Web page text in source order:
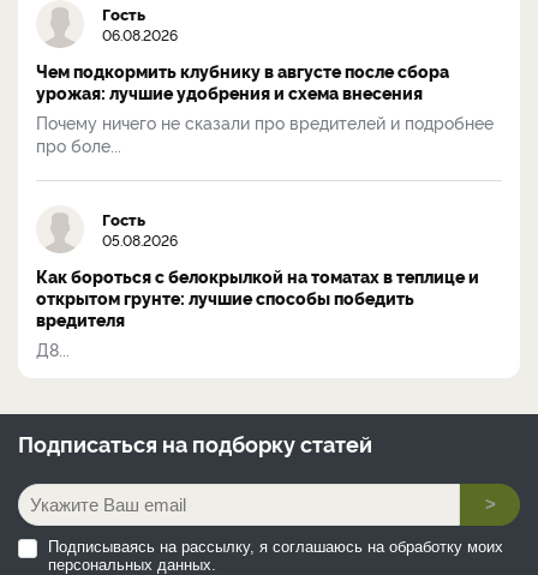
Гость
06.08.2026
Чем подкормить клубнику в августе после сбора
урожая: лучшие удобрения и схема внесения
Почему ничего не сказали про вредителей и подробнее
про боле...
Гость
05.08.2026
Как бороться с белокрылкой на томатах в теплице и
открытом грунте: лучшие способы победить
вредителя
Д8...
Подписаться на подборку статей
>
Подписываясь на рассылку, я соглашаюсь на обработку моих
персональных данных.